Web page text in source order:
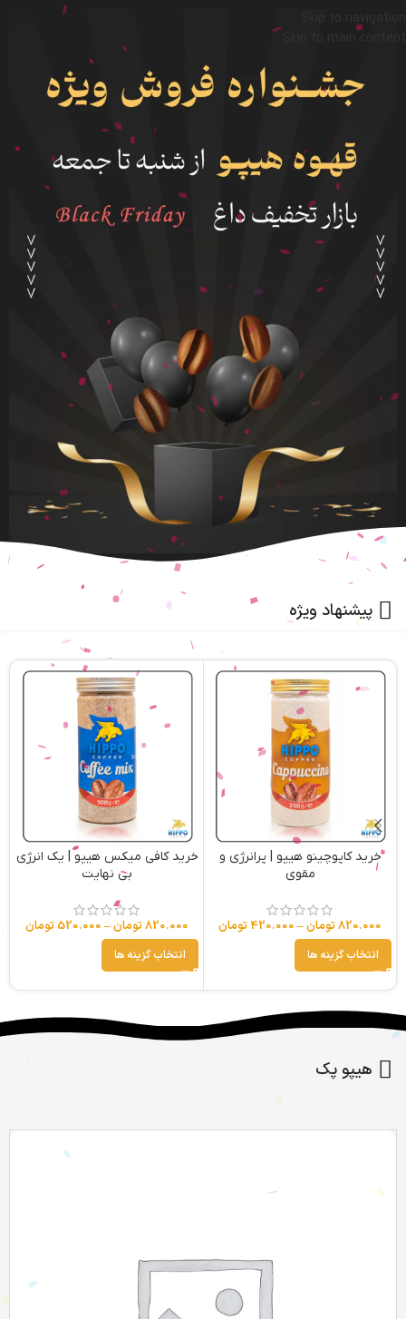
پیشنهاد ویژه
خرید کاپوچینو هیپو | پرانرژی و
مقوی
820.000تومان–
420.000 تومان
انتخاب گزینه ها
خرید کافی میکس هیپو | یک انرژی
بی نهایت
820.000تومان–
520.000 تومان
انتخاب گزینه ها
هیپو پک